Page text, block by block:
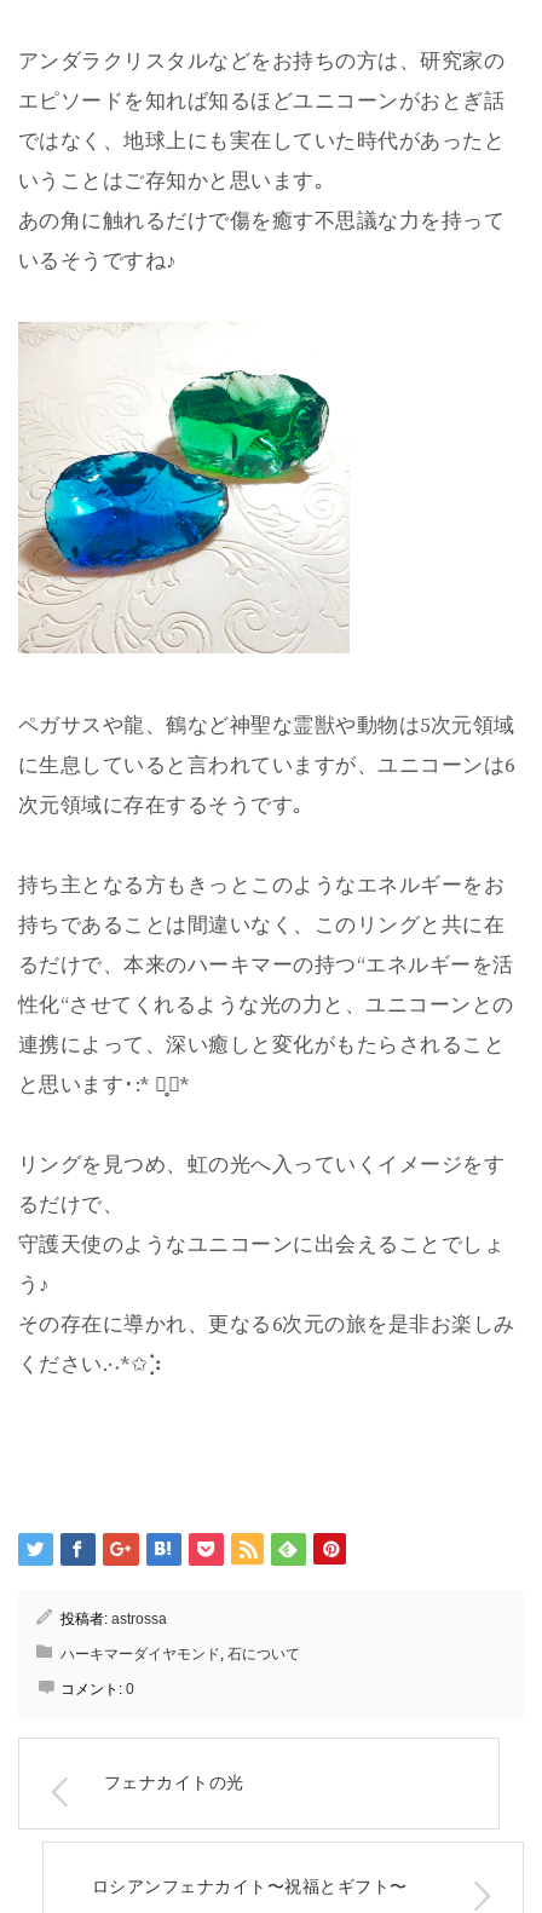
アンダラクリスタルなどをお持ちの方は、研究家の
エピソードを知れば知るほどユニコーンがおとぎ話
ではなく、地球上にも実在していた時代があったと
いうことはご存知かと思います｡
あの角に触れるだけで傷を癒す不思議な力を持って
いるそうですね♪
ペガサスや龍、鶴など神聖な霊獣や動物は5次元領域
に生息していると言われていますが、ユニコーンは6
次元領域に存在するそうです｡
持ち主となる方もきっとこのようなエネルギーをお
持ちであることは間違いなく、このリングと共に在
るだけで、本来のハーキマーの持つ“エネルギーを活
性化“させてくれるような光の力と、ユニコーンとの
連携によって、深い癒しと変化がもたらされること
と思います･:* ೫̥♡*
リングを見つめ、虹の光へ入っていくイメージをす
るだけで、
守護天使のようなユニコーンに出会えることでしょ
う♪
その存在に導かれ、更なる6次元の旅を是非お楽しみ
ください.·˖*✩⡱
投稿者: astrossa
ハーキマーダイヤモンド, 石について
コメント: 0
フェナカイトの光
ロシアンフェナカイト〜祝福とギフト〜